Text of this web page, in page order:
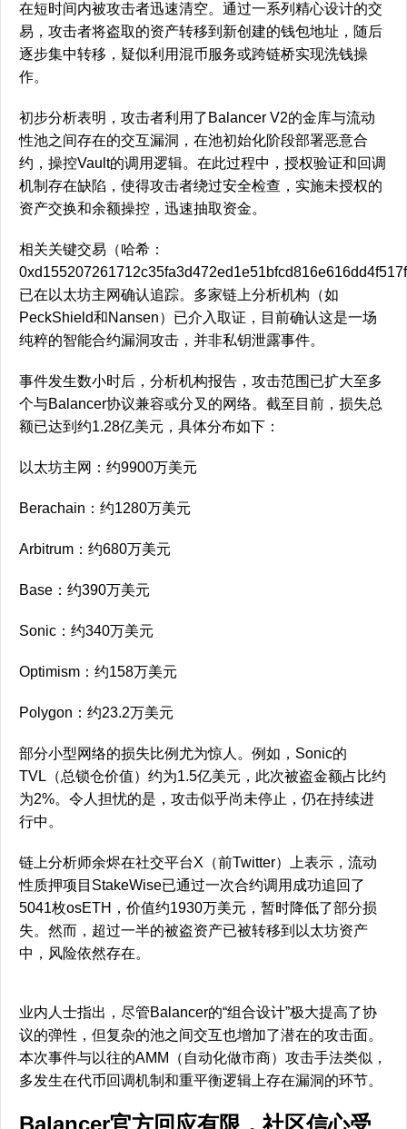
在短时间内被攻击者迅速清空。通过一系列精心设计的交
易，攻击者将盗取的资产转移到新创建的钱包地址，随后
逐步集中转移，疑似利用混币服务或跨链桥实现洗钱操
作。
初步分析表明，攻击者利用了Balancer V2的金库与流动
性池之间存在的交互漏洞，在池初始化阶段部署恶意合
约，操控Vault的调用逻辑。在此过程中，授权验证和回调
机制存在缺陷，使得攻击者绕过安全检查，实施未授权的
资产交换和余额操控，迅速抽取资金。
相关关键交易（哈希：
已在以太坊主网确认追踪。多家链上分析机构（如
PeckShield和Nansen）已介入取证，目前确认这是一场
纯粹的智能合约漏洞攻击，并非私钥泄露事件。
事件发生数小时后，分析机构报告，攻击范围已扩大至多
个与Balancer协议兼容或分叉的网络。截至目前，损失总
额已达到约1.28亿美元，具体分布如下：
以太坊主网：约9900万美元
Berachain：约1280万美元
Arbitrum：约680万美元
Base：约390万美元
Sonic：约340万美元
Optimism：约158万美元
Polygon：约23.2万美元
部分小型网络的损失比例尤为惊人。例如，Sonic的
TVL（总锁仓价值）约为1.5亿美元，此次被盗金额占比约
为2%。令人担忧的是，攻击似乎尚未停止，仍在持续进
行中。
链上分析师余烬在社交平台X（前Twitter）上表示，流动
性质押项目StakeWise已通过一次合约调用成功追回了
5041枚osETH，价值约1930万美元，暂时降低了部分损
失。然而，超过一半的被盗资产已被转移到以太坊资产
中，风险依然存在。
业内人士指出，尽管Balancer的“组合设计”极大提高了协
议的弹性，但复杂的池之间交互也增加了潜在的攻击面。
本次事件与以往的AMM（自动化做市商）攻击手法类似，
多发生在代币回调机制和重平衡逻辑上存在漏洞的环节。
Balancer官方回应有限，社区信心受